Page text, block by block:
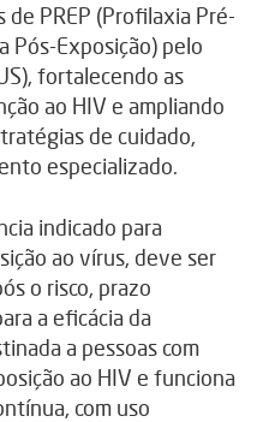
PREP (Profilaxia Pré-
Pós-Exposição) pelo
fortalecendo as
ao HIV e ampliando
de cuidado,
especializado.
indicado para
ao vírus, deve ser
o risco, prazo
a eficácia da
a pessoas com
ao HIV e funciona
com uso